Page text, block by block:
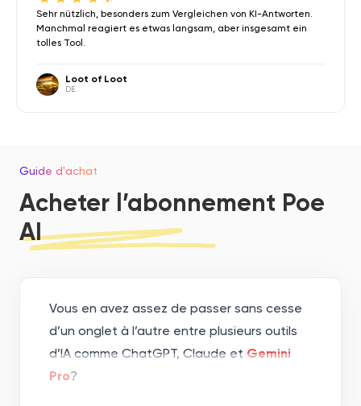
Sehr nützlich, besonders zum Vergleichen von KI-Antworten.
Manchmal reagiert es etwas langsam, aber insgesamt ein
tolles Tool.
Loot of Loot
DE
Guide d'achat
Acheter l’abonnement Poe
AI
Vous en avez assez de passer sans cesse
d’un onglet à l’autre entre plusieurs outils
d’IA comme ChatGPT, Claude et Gemini
Pro?